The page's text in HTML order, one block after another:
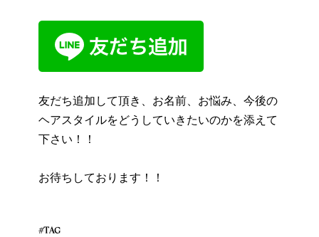
友だち追加して頂き、お名前、お悩み、今後の
ヘアスタイルをどうしていきたいのかを添えて
下さい！！
お待ちしております！！
#TAG